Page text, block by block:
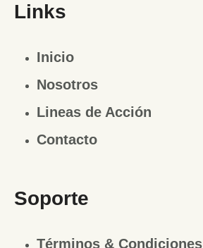
Links
Inicio
Nosotros
Lineas de Acción
Contacto
Soporte
Términos & Condiciones